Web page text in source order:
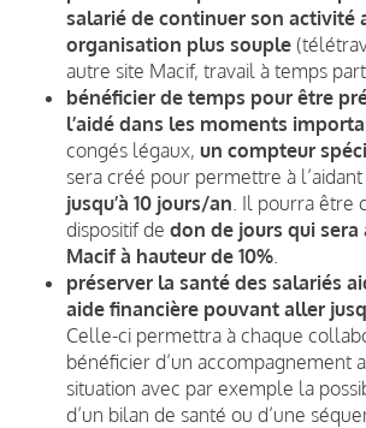
salarié de continuer son activité
organisation plus souple
autre site Macif, travail à temps
bénéficier de temps pour être
l’aidé dans les moments
congés légaux, un compteur
sera créé pour permettre à
jusqu’à 10 jours/an . Il pourra
dispositif de don de jours qui sera
Macif à hauteur de 10%
préserver la santé des salariés
aide financière pouvant aller
Celle-ci permettra à chaque
bénéficier d’un accompagnement
situation avec par exemple la
d’un bilan de santé ou d’une